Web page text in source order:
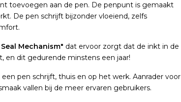
toevoegen aan de pen. De penpunt is gemaakt
De pen schrijft bijzonder vloeiend, zelfs
Seal Mechanism" dat ervoor zorgt dat de inkt in de
en dit gedurende minstens een jaar!
pen schrijft, thuis en op het werk. Aanrader voor
vallen bij de meer ervaren gebruikers.